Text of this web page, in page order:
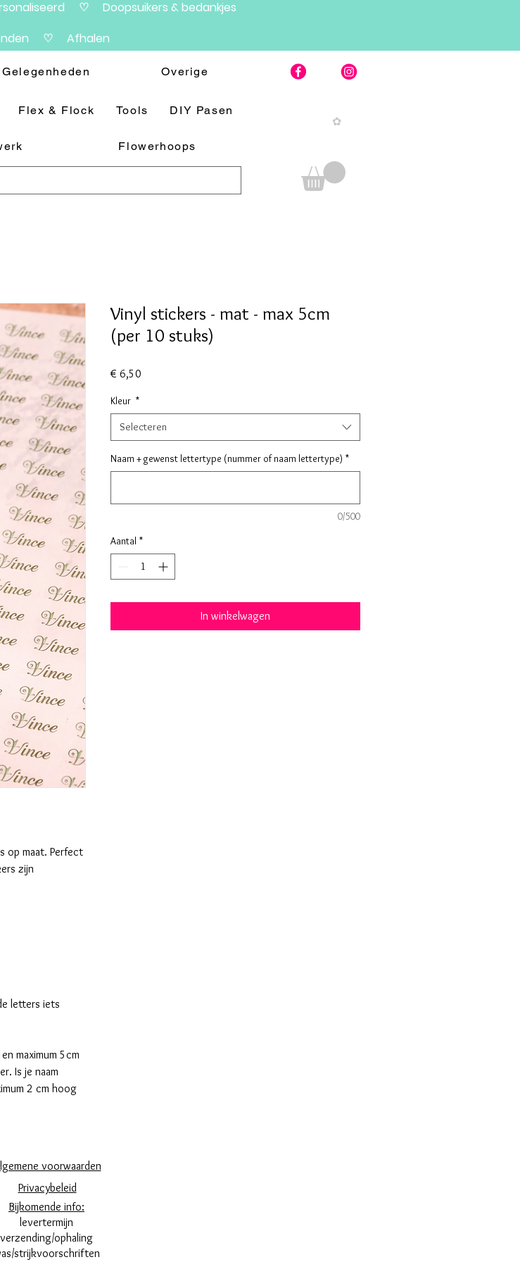
♡ Doopsuikers & bedankjes
♡ Afhalen
Gelegenheden Overige
Flex & Flock Tools DIY Pasen
Flowerhoops
✿
op maat. Perfect
zijn
letters iets
maximum 5cm
Is je naam
2 cm hoog
Vinyl stickers - mat - max 5cm
(per 10 stuks)
€ 6,50
Kleur *
Selecteren
Naam + gewenst lettertype (nummer of naam lettertype) *
0/500
Aantal *
In winkelwagen
voorwaarden
Privacybeleid
Bijkomende info:
levertermijn
verzending/ophaling
strijkvoorschriften